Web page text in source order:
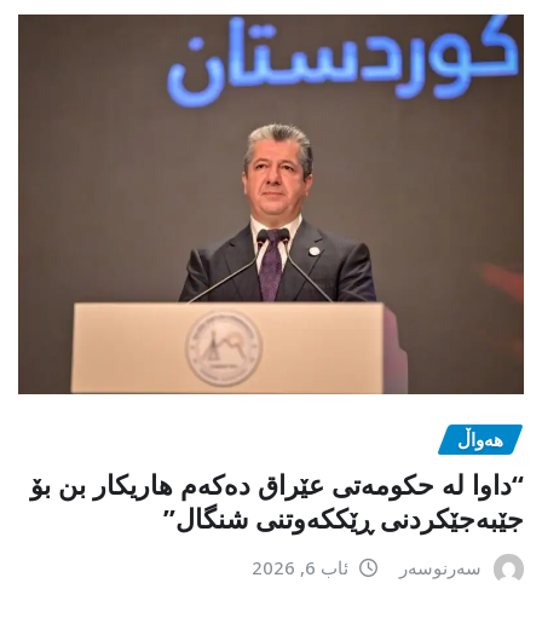
هەواڵ
“داوا لە حكومەتی عێراق دەكەم هاریكار بن بۆ
جێبەجێكردنی ڕێككەوتنی شنگال”
سەرنوسەر ئاب 6, 2026